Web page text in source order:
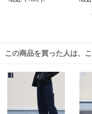
この商品を買った人は、